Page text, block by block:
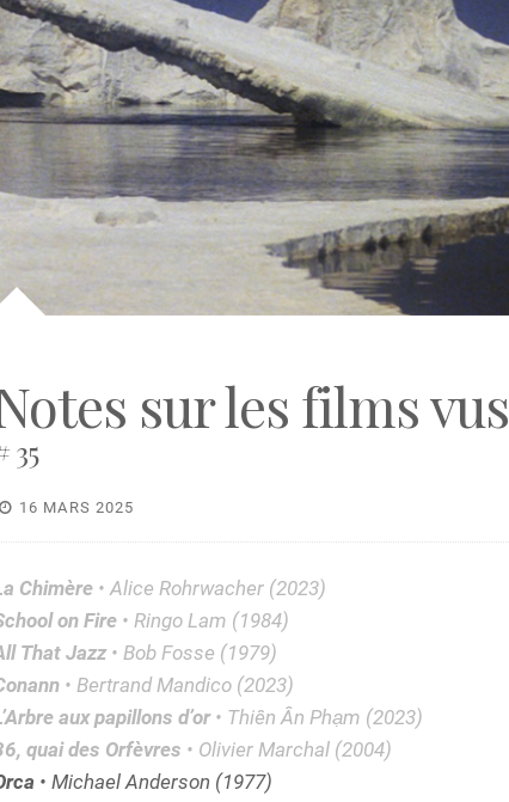
sur les films vus
35
16 MARS 2025
Chimère• Alice Rohrwacher (2023)
on Fire• Ringo Lam (1984)
That Jazz• Bob Fosse (1979)
• Bertrand Mandico (2023)
aux papillons d’or• Thiên Ân Phạm (2023)
quai des Orfèvres • Olivier Marchal (2004)
• Michael Anderson (1977)